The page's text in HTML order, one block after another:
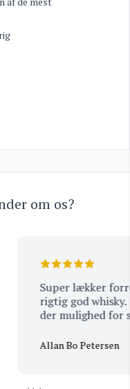
om os?
Super lækker
rigtig god whisky.
der mulighed for
Allan Bo Petersen